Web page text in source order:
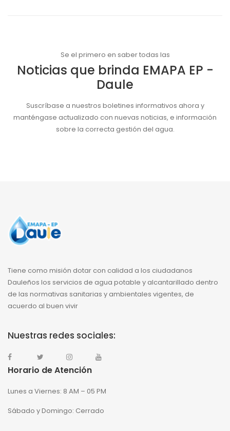
Se el primero en saber todas las
Noticias que brinda EMAPA EP -
Daule
Suscríbase a nuestros boletines informativos ahora y
manténgase actualizado con nuevas noticias, e información
sobre la correcta gestión del agua.
Tiene como misión dotar con calidad a los ciudadanos
Dauleños los servicios de agua potable y alcantarillado dentro
de las normativas sanitarias y ambientales vigentes, de
acuerdo al buen vivir
Nuestras redes sociales:
Horario de Atención
Lunes a Viernes: 8 AM – 05 PM
Sábado y Domingo: Cerrado